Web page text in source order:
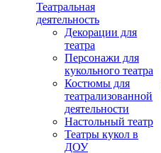
Театральная
деятельность
Декорации для
театра
Персонажи для
кукольного театра
Костюмы для
театрализованной
деятельности
Настольный театр
Театры кукол в
ДОУ